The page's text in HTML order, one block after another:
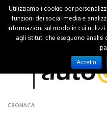
Utilizziamo i cookie per
funzioni dei social media e
informazioni sul modo in cui
agli istituti che eseguono
Accetto